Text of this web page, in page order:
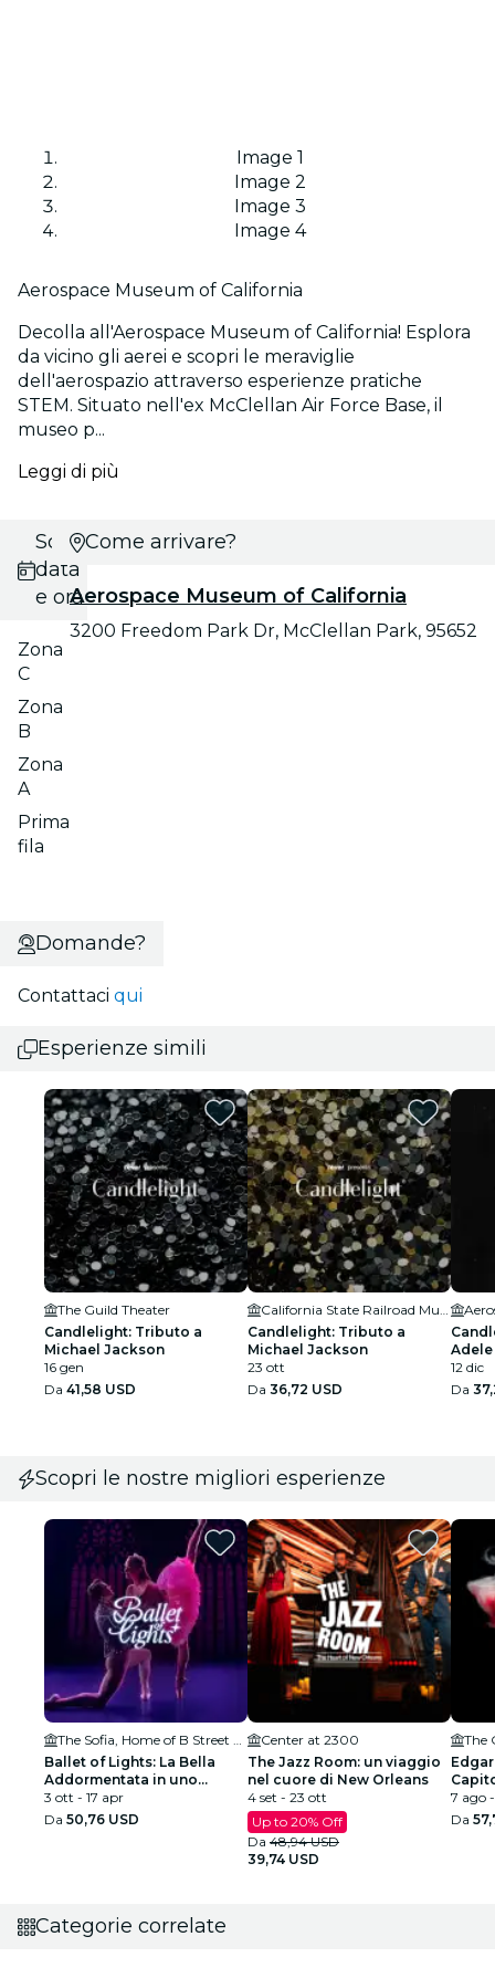
Image 1
Image 2
Image 3
Image 4
Aerospace Museum of California
Decolla all'Aerospace Museum of California! Esplora
da vicino gli aerei e scopri le meraviglie
dell'aerospazio attraverso esperienze pratiche
STEM. Situato nell'ex McClellan Air Force Base, il
museo p...
Leggi di più
Scegli
data
e ora
Zona
C
Zona
B
Zona
A
Prima
fila
Come arrivare?
Aerospace Museum of California
3200 Freedom Park Dr, McClellan Park, 95652
Domande?
Contattaci qui
Esperienze simili
The Guild Theater
Candlelight: Tributo a
Michael Jackson
16 gen
Da 41,58 USD
California State Railroad Museum
Candlelight: Tributo a
Michael Jackson
23 ott
Da 36,72 USD
Adele
12 dic
Da
Scopri le nostre migliori esperienze
The Sofia, Home of B Street Theatre
Ballet of Lights: La Bella
Addormentata in uno
spettacolo scintillante
3 ott - 17 apr
Da 50,76 USD
Center at 2300
The Jazz Room: un viaggio
nel cuore di New Orleans
4 set - 23 ott
Up to 20% Off
Da 48,94 USD
39,74 USD
The
CA
7 ago
Da
Categorie correlate